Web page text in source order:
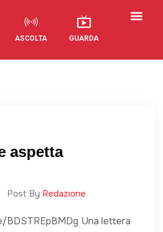
ASCOLTA GUARDA
aspetta
Post By Redazione
Una lettera